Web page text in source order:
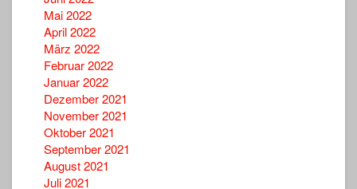
Mai 2022
April 2022
März 2022
Februar 2022
Januar 2022
Dezember 2021
November 2021
Oktober 2021
September 2021
August 2021
Juli 2021